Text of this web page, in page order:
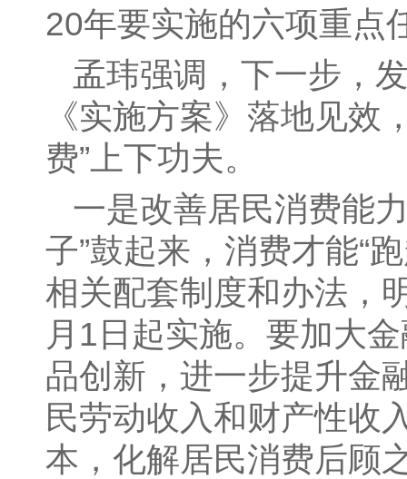
20年要实施的六项重点
孟玮强调，下一步，
《实施方案》落地见效
费”上下功夫。
一是改善居民消费能
子”鼓起来，消费才能“
相关配套制度和办法，
月1日起实施。要加大
品创新，进一步提升金
民劳动收入和财产性收
本，化解居民消费后顾